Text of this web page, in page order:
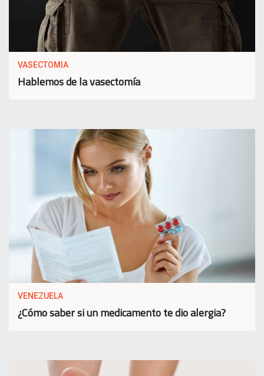
VASECTOMIA
Hablemos de la vasectomía
VENEZUELA
¿Cómo saber si un medicamento te dio alergia?